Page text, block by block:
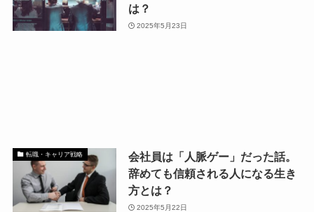
は？
2025年5月23日
転職・キャリア戦略
会社員は「人脈ゲー」だった話。
辞めても信頼される人になる生き
方とは？
2025年5月22日